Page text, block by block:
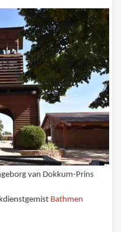
van Dokkum-Prins
Bathmen